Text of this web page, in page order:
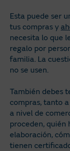
Esta puede ser
tus compras y
necesita lo que
regalo por
familia. La
no se usen.
También debes
compras, tanto
a nivel de
proceden, quién
elaboración,
tienen